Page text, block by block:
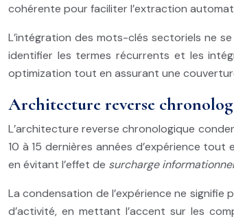
cohérente pour faciliter l’extraction
L’intégration des mots-clés sectoriels ne
identifier les termes récurrents et les
optimization tout en assurant une
Architecture reverse
L’architecture reverse chronologique
10 à 15 dernières années d’expérience
en évitant l’effet de surcharge
La condensation de l’expérience ne
d’activité, en mettant l’accent sur les